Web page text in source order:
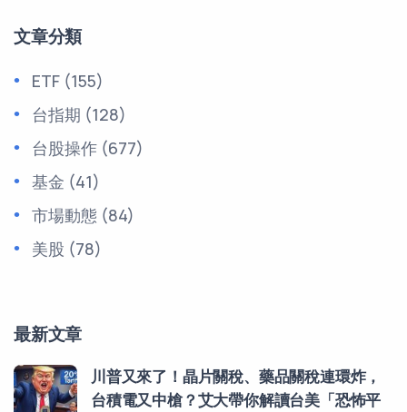
文章分類
ETF (155)
台指期 (128)
台股操作 (677)
基金 (41)
市場動態 (84)
美股 (78)
最新文章
川普又來了！晶片關稅、藥品關稅連環炸，
台積電又中槍？艾大帶你解讀台美「恐怖平